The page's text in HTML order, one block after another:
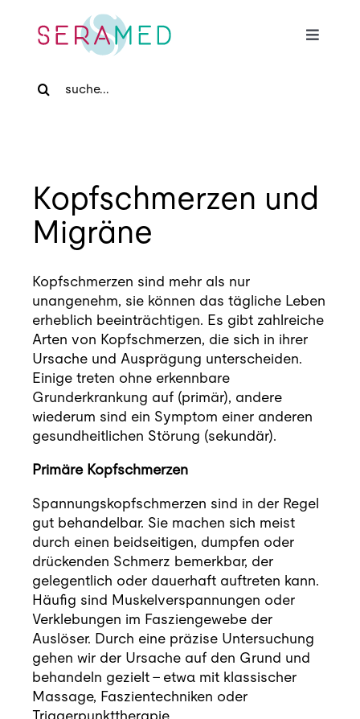
content
Toggle
Home
Für Zuweiser
Medizinische Massage
Praxis
Blog
Kontakt
Termin buchen
for:
Kopfschmerzen und
Migräne
Kopfschmerzen sind mehr als nur
unangenehm, sie können das tägliche Leben
erheblich beeinträchtigen. Es gibt zahlreiche
Arten von Kopfschmerzen, die sich in ihrer
Ursache und Ausprägung unterscheiden.
Einige treten ohne erkennbare
Grunderkrankung auf (primär), andere
wiederum sind ein Symptom einer anderen
gesundheitlichen Störung (sekundär).
Primäre Kopfschmerzen
Spannungskopfschmerzen sind in der Regel
gut behandelbar. Sie machen sich meist
durch einen beidseitigen, dumpfen oder
drückenden Schmerz bemerkbar, der
gelegentlich oder dauerhaft auftreten kann.
Häufig sind Muskelverspannungen oder
Verklebungen im Fasziengewebe der
Auslöser. Durch eine präzise Untersuchung
gehen wir der Ursache auf den Grund und
behandeln gezielt – etwa mit klassischer
Massage, Faszientechniken oder
Triggerpunkttherapie.